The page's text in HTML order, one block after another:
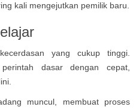
kali mengejutkan pemilik baru.
yang cukup tinggi.
dasar dengan cepat,
muncul, membuat proses